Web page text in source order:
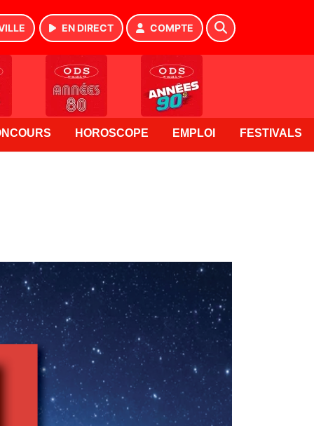
EN DIRECT COMPTE
HOROSCOPE EMPLOI FESTIVALS